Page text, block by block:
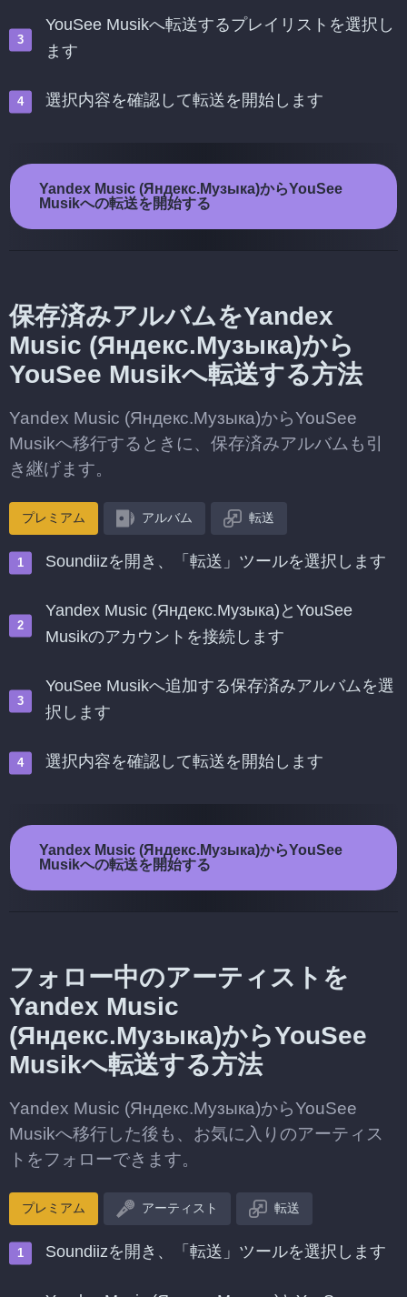
YouSee Musikへ転送するプレイリストを選択し
ます
選択内容を確認して転送を開始します
Yandex Music (Яндекс.Музыка)からYouSee
Musikへの転送を開始する
保存済みアルバムをYandex
Music (Яндекс.Музыка)から
YouSee Musikへ転送する方法
Yandex Music (Яндекс.Музыка)からYouSee
Musikへ移行するときに、保存済みアルバムも引
き継げます。
プレミアム アルバム 転送
Soundiizを開き、「転送」ツールを選択します
Yandex Music (Яндекс.Музыка)とYouSee
Musikのアカウントを接続します
YouSee Musikへ追加する保存済みアルバムを選
択します
選択内容を確認して転送を開始します
Yandex Music (Яндекс.Музыка)からYouSee
Musikへの転送を開始する
フォロー中のアーティストを
Yandex Music
(Яндекс.Музыка)からYouSee
Musikへ転送する方法
Yandex Music (Яндекс.Музыка)からYouSee
Musikへ移行した後も、お気に入りのアーティス
トをフォローできます。
プレミアム アーティスト 転送
Soundiizを開き、「転送」ツールを選択します